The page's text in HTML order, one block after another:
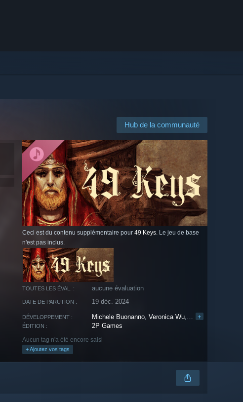
Hub de la communauté
Ceci est du contenu supplémentaire pour 49 Keys. Le jeu de base
n'est pas inclus.
TOUTES LES ÉVAL. : aucune évaluation
DATE DE PARUTION : 19 déc. 2024
DÉVELOPPEMENT : Michele Buonanno,Veronica Wu, Fabio Porfidia
+
ÉDITION : 2P Games
Aucun tag n'a été encore saisi
+ Ajoutez vos tags